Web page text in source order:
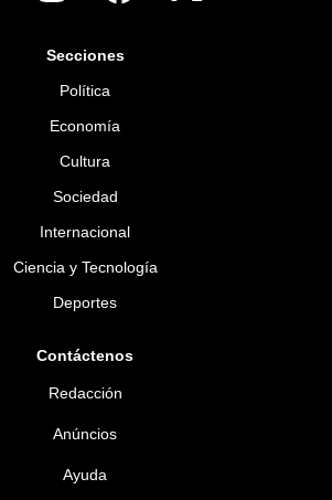
Secciones
Política
Economía
Cultura
Sociedad
Internacional
Ciencia y Tecnología
Deportes
Contáctenos
Redacción
Anúncios
Ayuda